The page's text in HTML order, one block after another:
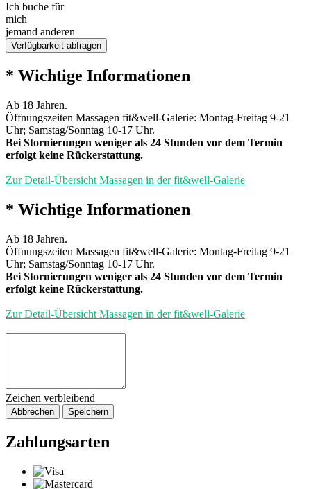
Ich buche für
mich
jemand anderen
Verfügbarkeit abfragen
* Wichtige Informationen
Ab 18 Jahren.
Öffnungszeiten Massagen fit&well-Galerie: Montag-Freitag 9-21
Uhr; Samstag/Sonntag 10-17 Uhr.
Bei Stornierungen weniger als 24 Stunden vor dem Termin
erfolgt keine Rückerstattung.
Zur Detail-Übersicht Massagen in der fit&well-Galerie
* Wichtige Informationen
Ab 18 Jahren.
Öffnungszeiten Massagen fit&well-Galerie: Montag-Freitag 9-21
Uhr; Samstag/Sonntag 10-17 Uhr.
Bei Stornierungen weniger als 24 Stunden vor dem Termin
erfolgt keine Rückerstattung.
Zur Detail-Übersicht Massagen in der fit&well-Galerie
Zeichen verbleibend
Abbrechen Speichern
Zahlungsarten